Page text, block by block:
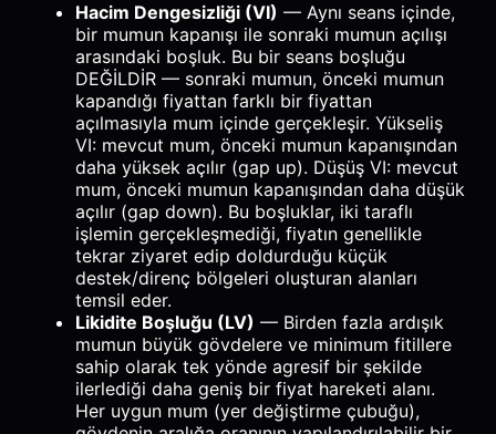
Hacim Dengesizliği (VI) — Aynı seans içinde,
bir mumun kapanışı ile sonraki mumun açılışı
arasındaki boşluk. Bu bir seans boşluğu
DEĞİLDİR — sonraki mumun, önceki mumun
kapandığı fiyattan farklı bir fiyattan
açılmasıyla mum içinde gerçekleşir. Yükseliş
VI: mevcut mum, önceki mumun kapanışından
daha yüksek açılır (gap up). Düşüş VI: mevcut
mum, önceki mumun kapanışından daha düşük
açılır (gap down). Bu boşluklar, iki taraflı
işlemin gerçekleşmediği, fiyatın genellikle
tekrar ziyaret edip doldurduğu küçük
destek/direnç bölgeleri oluşturan alanları
temsil eder.
Likidite Boşluğu (LV) — Birden fazla ardışık
mumun büyük gövdelere ve minimum fitillere
sahip olarak tek yönde agresif bir şekilde
ilerlediği daha geniş bir fiyat hareketi alanı.
Her uygun mum (yer değiştirme çubuğu),